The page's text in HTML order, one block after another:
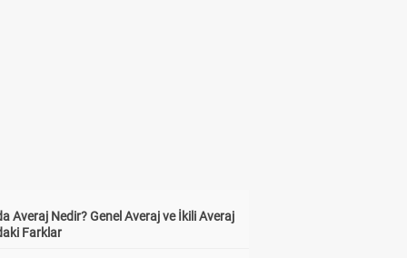
Averaj Nedir? Genel Averaj ve İkili Averaj
Farklar